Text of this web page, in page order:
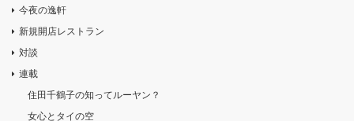
今夜の逸軒
新規開店レストラン
対談
連載
住田千鶴子の知ってルーヤン？
女心とタイの空